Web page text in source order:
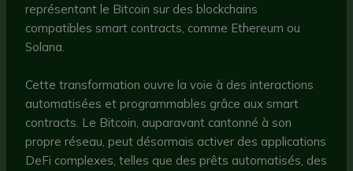
représentant le Bitcoin sur des blockchains
compatibles smart contracts, comme Ethereum ou
Solana.
Cette transformation ouvre la voie à des interactions
automatisées et programmables grâce aux smart
contracts. Le Bitcoin, auparavant cantonné à son
propre réseau, peut désormais activer des applications
DeFi complexes, telles que des prêts automatisés, des